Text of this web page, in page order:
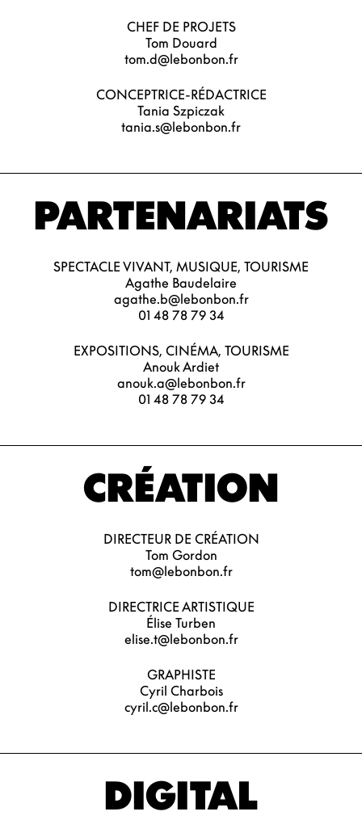
CHEF DE PROJETS
Tom Douard
tom.d@lebonbon.fr
CONCEPTRICE-RÉDACTRICE
Tania Szpiczak
tania.s@lebonbon.fr
PARTENARIATS
SPECTACLE VIVANT, MUSIQUE, TOURISME
Agathe Baudelaire
agathe.b@lebonbon.fr
01 48 78 79 34
EXPOSITIONS, CINÉMA, TOURISME
Anouk Ardiet
anouk.a@lebonbon.fr
01 48 78 79 34
CRÉATION
DIRECTEUR DE CRÉATION
Tom Gordon
tom@lebonbon.fr
DIRECTRICE ARTISTIQUE
Élise Turben
elise.t@lebonbon.fr
GRAPHISTE
Cyril Charbois
cyril.c@lebonbon.fr
DIGITAL